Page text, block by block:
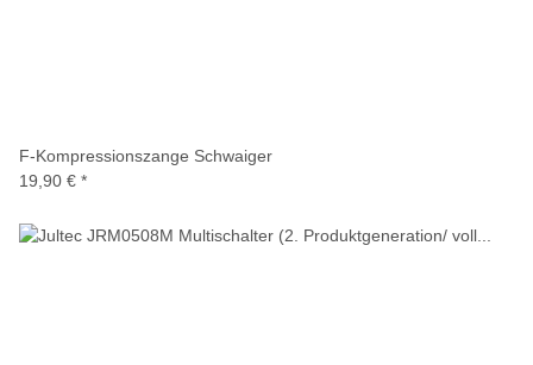
F-Kompressionszange Schwaiger
19,90 € *